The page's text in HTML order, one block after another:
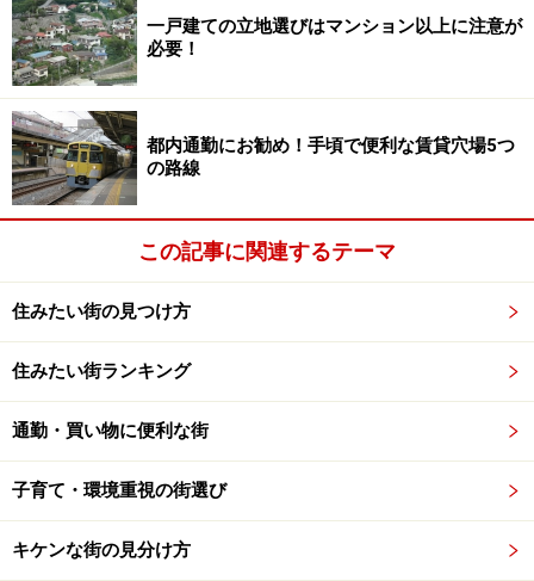
となっている。首都圏の他都県に比べると自治体による
違いが大きいのが特徴で、やや複雑である。
たとえば、政令指定都市である川崎市では平成29年4月
から制度が変わり、年齢区分が0歳、1歳～小学3年生ま
で、小学4～6年生まで、中学生と4つになった。小学生
までは通院、入院ともに助成はされるが、小学4～6年生
の場合には通院時に1回500円の自己負担が生じる。ま
た、所得制限は0歳児のみ無しで、それ以外の年齢区分
はすべて所得制限がある。横浜市もほぼ同じような仕組
みになっている。
川崎市の医療費助成。年齢別、医療行為別に分かれており、
やや煩雑（クリックで拡大）
一戸建ての立地選びはマンション以上に注意が
必要！
都内通勤にお勧め！手頃で便利な賃貸穴場5つ
の路線
この記事に関連するテーマ
住みたい街の見つけ方
住みたい街ランキング
通勤・買い物に便利な街
子育て・環境重視の街選び
キケンな街の見分け方